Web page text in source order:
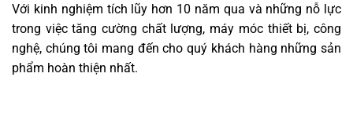
Với kinh nghiệm tích lũy hơn 10 năm qua và những nỗ lực
trong việc tăng cường chất lượng, máy móc thiết bị, công
nghệ, chúng tôi mang đến cho quý khách hàng những sản
phẩm hoàn thiện nhất.